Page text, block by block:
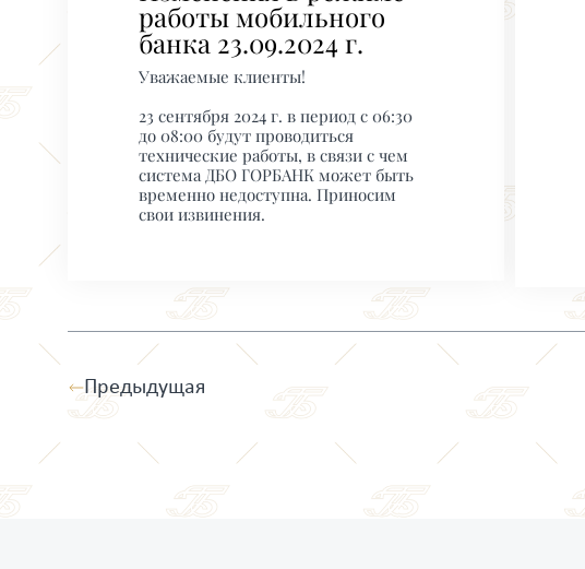
работы мобильного
банка 23.09.2024 г.
Уважаемые клиенты!
23 сентября 2024 г. в период с 06:30
до 08:00 будут проводиться
технические работы, в связи с чем
система ДБО ГОРБАНК может быть
временно недоступна. Приносим
свои извинения.
Предыдущая